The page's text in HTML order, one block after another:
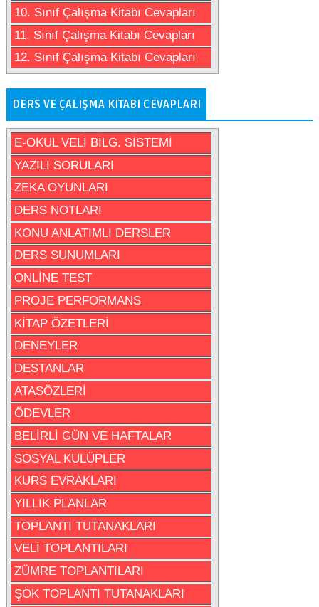
10. Sınıf Çalışma Kitabı Cevapları
11. Sınıf Çalışma Kitabı Cevapları
12. Sınıf Çalışma Kitabı Cevapları
DERS VE ÇALIŞMA KITABI CEVAPLARI
E-OKUL VELİ BİLG. SİSTEMİ
YAZILI SORULARI
ZEKA OYUNLARI
DERS NOTLARI
KONU ANLATIMLI DERSLER
DERS SUNUMLARI
ONLİNE TEST
PROJE PERFORMANS
KİTAP ÖZETLERİ
DENEYLER
DESTANLAR
ATASÖZLERİ
ÖDEVLER
BELİRLİ GÜN VE HAFTALAR
SOSYAL KULÜPLER
KURS EVRAKLARI
YILLIK PLANLAR
TOPLANTI TUTANAKLARI
VELİ TOPLANTILARI
ZÜMRE TOPLANTILARI
ŞÖK TOPLANTI TUTANAKLARI